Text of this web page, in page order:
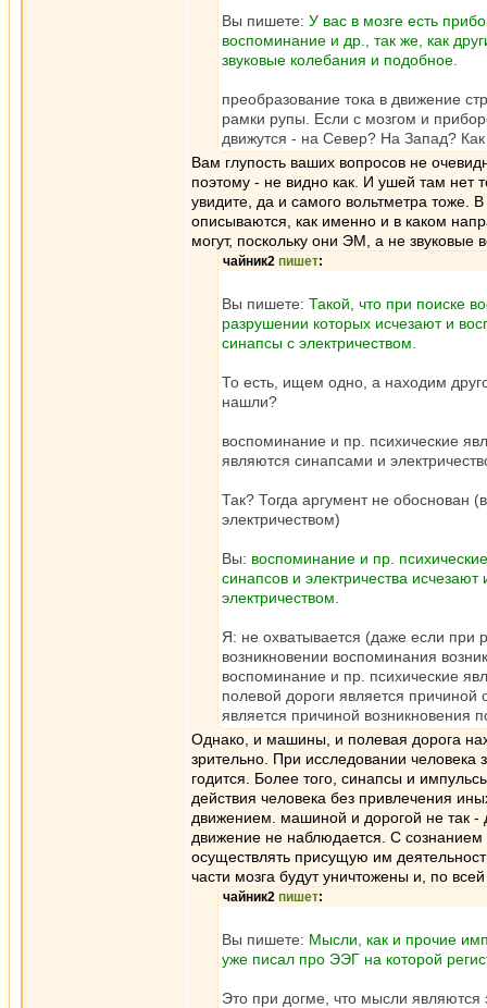
Вы пишете: У вас в мозге есть
воспоминание и др., так же, как
звуковые колебания и подобное.
преобразование тока в движение
рамки рупы. Если с мозгом и
движутся - на Север? На Запад? Как
Вам глупость ваших вопросов не
поэтому - не видно как. И ушей там нет
увидите, да и самого вольтметра тоже.
описываются, как именно и в каком
могут, поскольку они ЭМ, а не звуковые
чайник2 пишет:
Вы пишете: Такой, что при поиске
разрушении которых исчезают и
синапсы с электричеством.
То есть, ищем одно, а находим
нашли?
воспоминание и пр. психические
являются синапсами и
Так? Тогда аргумент не обоснован
электричеством)
Вы: воспоминание и пр.
синапсов и электричества
электричеством.
Я: не охватывается (даже если при
возникновении воспоминания
воспоминание и пр. психические
полевой дороги является
является причиной возникновения
Однако, и машины, и полевая дорога
зрительно. При исследовании человека
годится. Более того, синапсы и
действия человека без привлечения
движением. машиной и дорогой не так -
движение не наблюдается. С сознанием
осуществлять присущую им
части мозга будут уничтожены и, по
чайник2 пишет:
Вы пишете: Мысли, как и прочие
уже писал про ЭЭГ на которой
Это при догме, что мысли являются